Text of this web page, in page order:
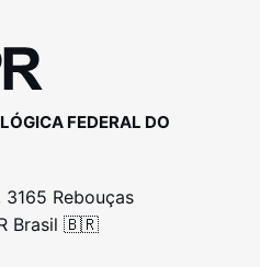
FEDERAL DO
Rebouças
Brasil 🇧🇷